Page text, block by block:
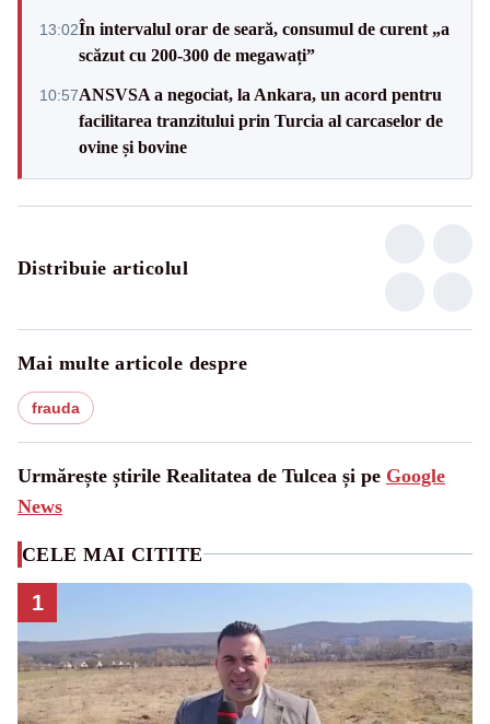
13:02În intervalul orar de seară, consumul de curent „a
scăzut cu 200-300 de megawați”
10:57ANSVSA a negociat, la Ankara, un acord pentru
facilitarea tranzitului prin Turcia al carcaselor de
ovine și bovine
Distribuie articolul
Mai multe articole despre
frauda
Urmărește știrile Realitatea de Tulcea și pe Google
News
CELE MAI CITITE
1